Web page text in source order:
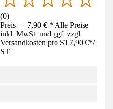
(0)
Preis — 7,90 € * Alle Preise
inkl. MwSt. und ggf. zzgl.
Versandkosten pro ST7,90 €*/
ST